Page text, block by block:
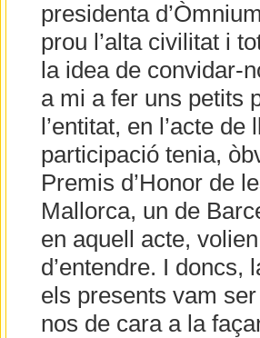
presidenta
prou l’alta civilitat i
la idea de convidar-
a mi a fer uns petits
l’entitat, en l’acte
participació tenia,
Premis d’Honor de
Mallorca, un de
en aquell acte,
d’entendre. I doncs,
els presents vam
nos de cara a la